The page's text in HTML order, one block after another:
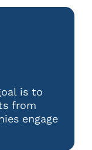
is to
from
engage